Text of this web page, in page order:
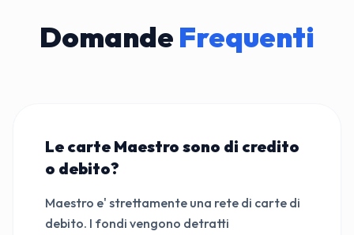
Domande Frequenti
Le carte Maestro sono di credito
o debito?
Maestro e' strettamente una rete di carte di
debito. I fondi vengono detratti